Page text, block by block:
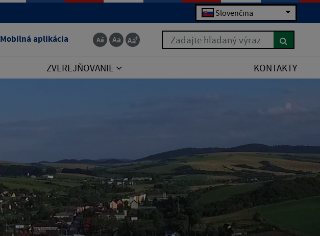
Slovenčina
Mobilná aplikácia Zadajte hľadaný výraz
ZVEREJŇOVANIE KONTAKTY